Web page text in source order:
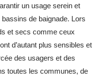
un usage serein et
de baignade. Lors
et secs comme ceux
d’autant plus sensibles et
des usagers et des
toutes les communes, de